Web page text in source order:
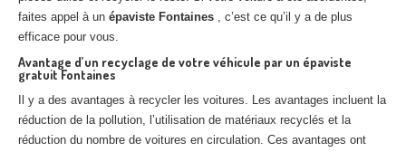
CONTACT
faites appel à un épaviste Fontaines , c’est ce qu’il y a de plus
efficace pour vous.
Avantage d’un recyclage de votre véhicule par un épaviste
gratuit Fontaines
Il y a des avantages à recycler les voitures. Les avantages incluent la
réduction de la pollution, l’utilisation de matériaux recyclés et la
réduction du nombre de voitures en circulation. Ces avantages ont